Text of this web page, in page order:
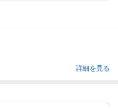
詳細を見る